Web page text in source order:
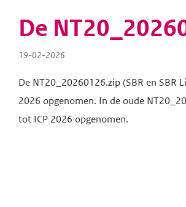
De
19-02-2026
De NT20_20260126.zip (SBR en SBR
2026 opgenomen. In de oude
tot ICP 2026 opgenomen.